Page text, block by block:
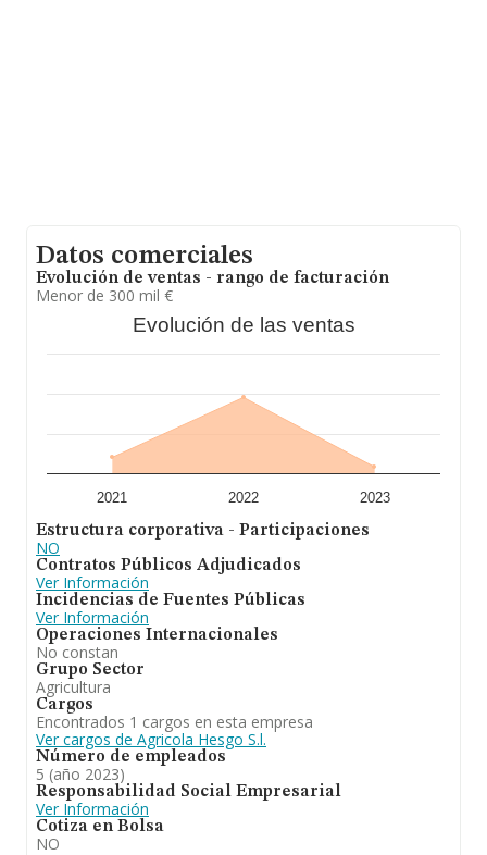
Datos comerciales
Evolución de ventas - rango de facturación
Menor de 300 mil €
Evolución de las ventas
2021 2022 2023
Estructura corporativa - Participaciones
NO
Contratos Públicos Adjudicados
Ver Información
Incidencias de Fuentes Públicas
Ver Información
Operaciones Internacionales
No constan
Grupo Sector
Agricultura
Cargos
Encontrados 1 cargos en esta empresa
Ver cargos de Agricola Hesgo S.l.
Número de empleados
5 (año 2023)
Responsabilidad Social Empresarial
Ver Información
Cotiza en Bolsa
NO